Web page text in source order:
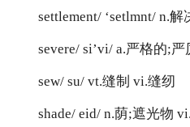
settlement/ ‘setlmnt/ n.
severe/ si’vi/ a.严格的;严
sew/ su/ vt.缝制 vi.缝纫
shade/ eid/ n.荫;遮光物